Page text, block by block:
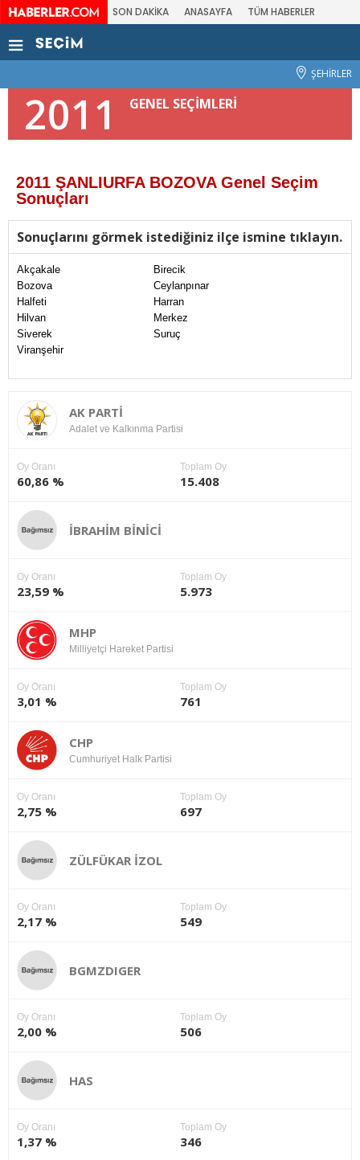
SON DAKİKA ANASAYFA TÜM HABERLER
ŞEHİRLER
2011 GENEL SEÇİMLERİ
2011 ŞANLIURFA BOZOVA Genel Seçim
Sonuçları
Sonuçlarını görmek istediğiniz ilçe ismine tıklayın.
Akçakale
Birecik
Bozova
Ceylanpınar
Halfeti
Harran
Hilvan
Merkez
Siverek
Suruç
Viranşehir
AK PARTİ
Adalet ve Kalkınma Partisi
Oy Oranı
60,86 %
Toplam Oy
15.408
İBRAHİM BİNİCİ
Oy Oranı
23,59 %
Toplam Oy
5.973
MHP
Milliyetçi Hareket Partisi
Oy Oranı
3,01 %
Toplam Oy
761
CHP
Cumhuriyet Halk Partisi
Oy Oranı
2,75 %
Toplam Oy
697
ZÜLFÜKAR İZOL
Oy Oranı
2,17 %
Toplam Oy
549
BGMZDIGER
Oy Oranı
2,00 %
Toplam Oy
506
HAS
Oy Oranı
1,37 %
Toplam Oy
346